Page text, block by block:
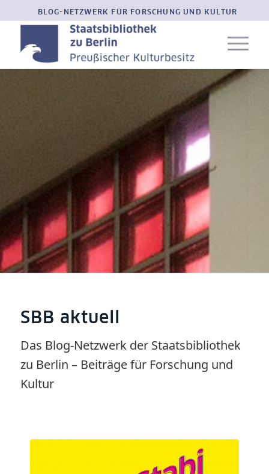
BLOG-NETZWERK FÜR FORSCHUNG UND KULTUR
SBB aktuell
Das Blog-Netzwerk der Staatsbibliothek
zu Berlin – Beiträge für Forschung und
Kultur